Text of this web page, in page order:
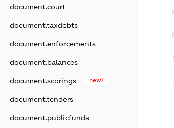
document.court
document.taxdebts
document.enforcements
document.balances
document.scorings new!
document.tenders
document.publicfunds